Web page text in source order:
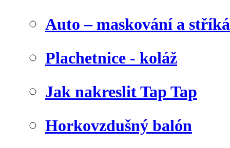
Auto – maskování a
Plachetnice - koláž
Jak nakreslit Tap Tap
Horkovzdušný balón